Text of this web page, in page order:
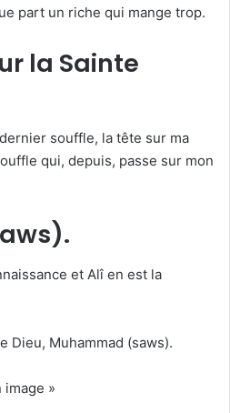
part un riche qui mange trop.
la Sainte
souffle, la tête sur ma
qui, depuis, passe sur mon
et Alî en est la
Dieu, Muhammad (saws).
image »